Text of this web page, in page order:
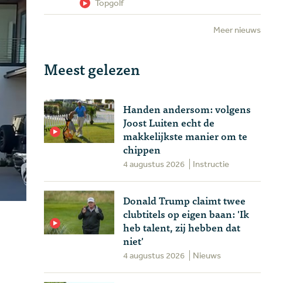
Topgolf
Meer nieuws
Meest gelezen
Handen andersom: volgens
Joost Luiten echt de
makkelijkste manier om te
chippen
4 augustus 2026 Instructie
Donald Trump claimt twee
clubtitels op eigen baan: 'Ik
heb talent, zij hebben dat
niet'
4 augustus 2026 Nieuws